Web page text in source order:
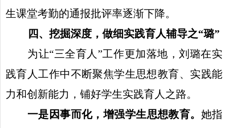
生课堂考勤的通报批评率逐渐下降。
四、挖掘深度，做细实践育人辅导之“璐”
为让“三全育人”工作更加落地，刘璐在实
践育人工作中不断聚焦学生思想教育、实践能
力和创新能力，铺好学生实践育人之路。
一是因事而化，增强学生思想教育。 她指